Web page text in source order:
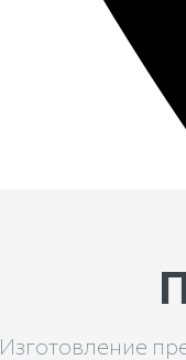
Изготовление